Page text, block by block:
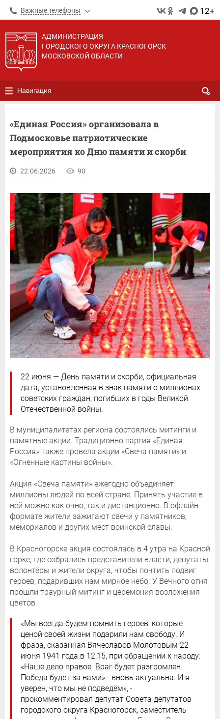
Важные телефоны 12+
АДМИНИСТРАЦИЯ
ГОРОДСКОГО ОКРУГА КРАСНОГОРСК
МОСКОВСКОЙ ОБЛАСТИ
Навигация
«Единая Россия» организовала в
Подмосковье патриотические
мероприятия ко Дню памяти и скорби
22.06.2026 90
22 июня — День памяти и скорби, официальная
дата, установленная в знак памяти о миллионах
советских граждан, погибших в годы Великой
Отечественной войны.
В муниципалитетах региона состоялись митинги и
памятные акции. Традиционно партия «Единая
Россия» также провела акции «Свеча памяти» и
«Огненные картины войны».
Акция «Свеча памяти» ежегодно объединяет
миллионы людей по всей стране. Принять участие в
ней можно как очно, так и дистанционно. В офлайн-
формате жители зажигают свечи у памятников,
мемориалов и других мест воинской славы.
В Красногорске акция состоялась в 4 утра на Красной
горке, где собрались представители власти, депутаты,
волонтёры и жители округа, чтобы почтить подвиг
героев, подаривших нам мирное небо. У Вечного огня
прошли траурный митинг и церемония возложения
цветов.
«Мы всегда будем помнить героев, которые
ценой своей жизни подарили нам свободу. И
фраза, сказанная Вячеславов Молотовым 22
июня 1941 года в 12:15, при обращении к народу:
«Наше дело правое. Враг будет разгромлен.
Победа будет за нами» - вновь актуальна. И я
уверен, что мы не подведём», -
прокомментировал депутат Совета депутатов
городского округа Красногорск, заместитель